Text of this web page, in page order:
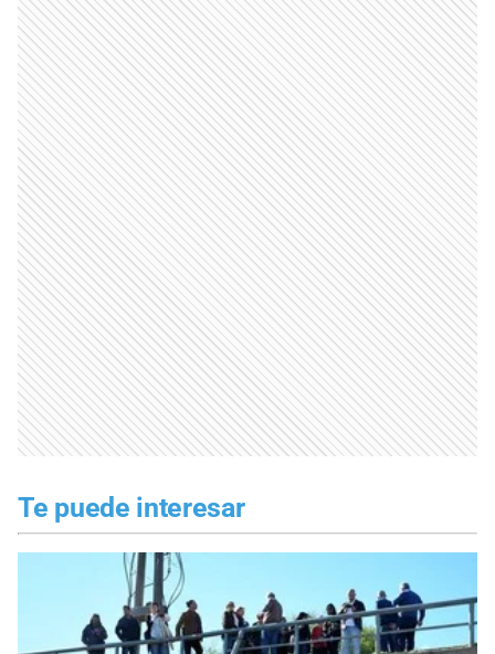
Te puede interesar